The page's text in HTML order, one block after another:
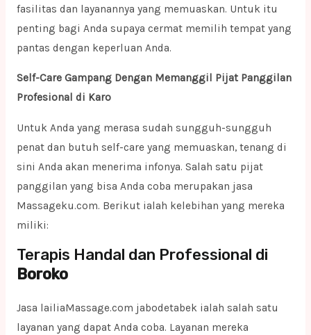
fasilitas dan layanannya yang memuaskan. Untuk itu
penting bagi Anda supaya cermat memilih tempat yang
pantas dengan keperluan Anda.
Self-Care Gampang Dengan Memanggil Pijat Panggilan
Profesional di Karo
Untuk Anda yang merasa sudah sungguh-sungguh
penat dan butuh self-care yang memuaskan, tenang di
sini Anda akan menerima infonya. Salah satu pijat
panggilan yang bisa Anda coba merupakan jasa
Massageku.com. Berikut ialah kelebihan yang mereka
miliki:
Terapis Handal dan Professional di
Boroko
Jasa lailiaMassage.com jabodetabek ialah salah satu
layanan yang dapat Anda coba. Layanan mereka